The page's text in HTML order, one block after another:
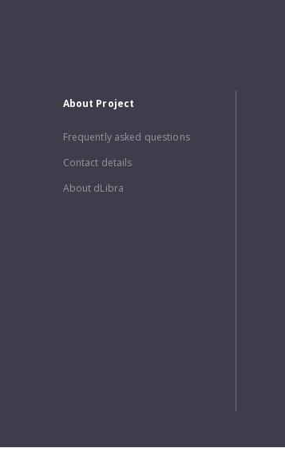
About Project
Frequently asked questions
Contact details
About dLibra